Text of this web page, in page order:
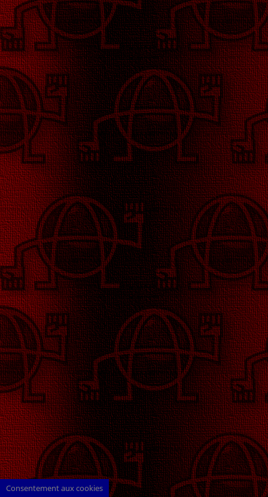
Consentement aux cookies